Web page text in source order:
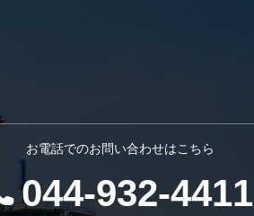
お電話でのお問い合わせはこちら
044-932-4411